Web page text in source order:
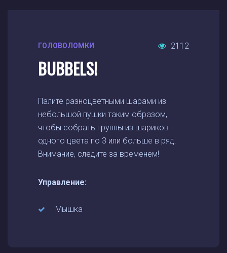
ГОЛОВОЛОМКИ 2112
BUBBELS!
Палите разноцветными шарами из
небольшой пушки таким образом,
чтобы собрать группы из шариков
одного цвета по 3 или больше в ряд.
Внимание, следите за временем!
Управление:
Мышка